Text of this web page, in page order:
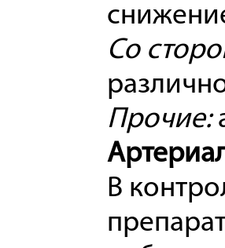
Со
Прочие:
В